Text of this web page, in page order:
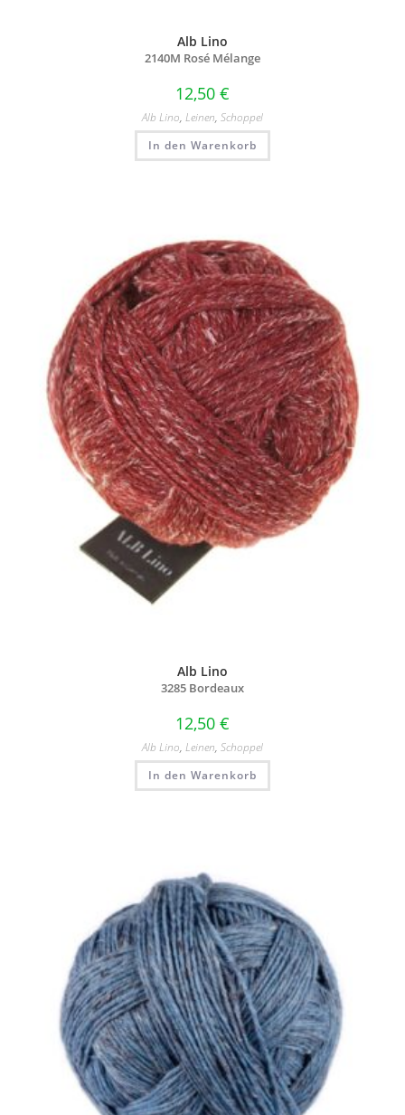
Alb Lino
2140M Rosé Mélange
12,50 €
Alb Lino, Leinen, Schoppel
In den Warenkorb
Alb Lino
3285 Bordeaux
12,50 €
Alb Lino, Leinen, Schoppel
In den Warenkorb